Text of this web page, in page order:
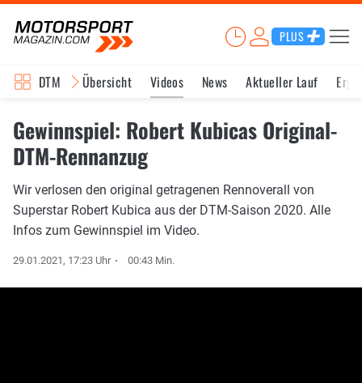
PLUS
DTM Übersicht Videos News Aktueller Lauf
Gewinnspiel: Robert Kubicas Original-
DTM-Rennanzug
Wir verlosen den original getragenen Rennoverall von
Superstar Robert Kubica aus der DTM-Saison 2020. Alle
Infos zum Gewinnspiel im Video.
29.01.2021, 17:23 Uhr 00:43 Min.